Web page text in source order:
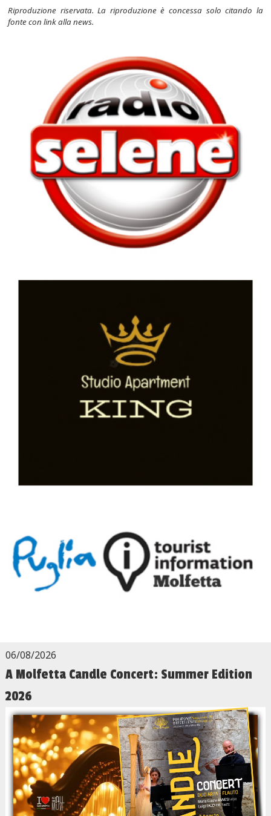
Riproduzione riservata. La riproduzione è concessa solo citando la
fonte con link alla news.
06/08/2026
A Molfetta Candle Concert: Summer Edition
2026